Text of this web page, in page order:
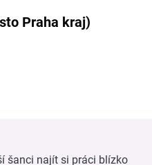
Praha kraj)
šanci najít si práci blízko